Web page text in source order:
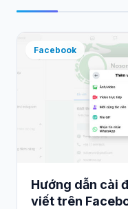
Facebook
Hướng dẫn cài
viết trên